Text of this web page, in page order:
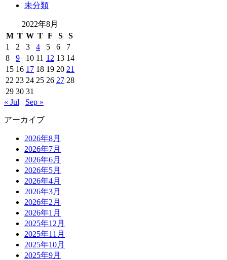
未分類
2022年8月
M T W T F S
S
1
2 3 4 5 6
7
8
9 10 11 12 13 14
15 16 17 18 19 20 21
22 23 24 25 26 27 28
29 30 31
« Jul
Sep »
アーカイブ
2026年8月
2026年7月
2026年6月
2026年5月
2026年4月
2026年3月
2026年2月
2026年1月
2025年12月
2025年11月
2025年10月
2025年9月